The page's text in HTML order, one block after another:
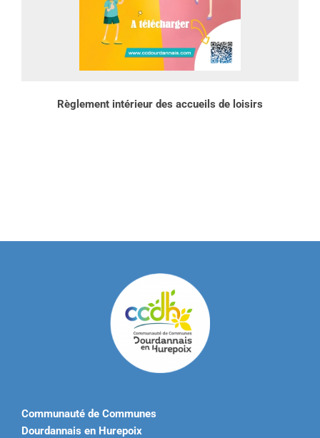
Règlement intérieur des accueils de loisirs
Communauté de Communes
Dourdannais en Hurepoix